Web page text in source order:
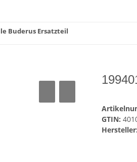
Buderus Ersatzteil
GTIN:
Hersteller: